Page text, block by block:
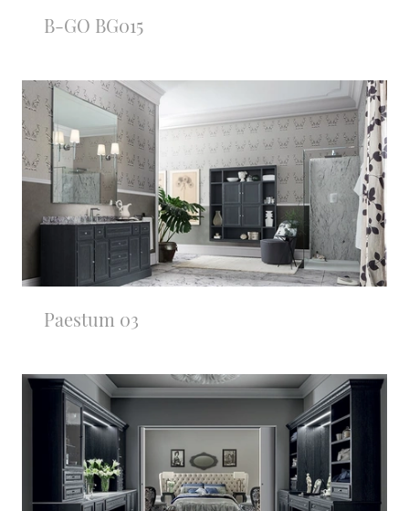
B-GO BG015
Paestum 03